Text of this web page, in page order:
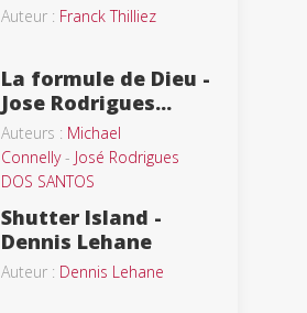
Auteur : Franck Thilliez
La formule de Dieu -
Jose Rodrigues...
Auteurs : Michael
Connelly- José Rodrigues
DOS SANTOS
Shutter Island -
Dennis Lehane
Auteur : Dennis Lehane